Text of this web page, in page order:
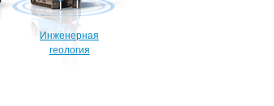
Инженерная
геология